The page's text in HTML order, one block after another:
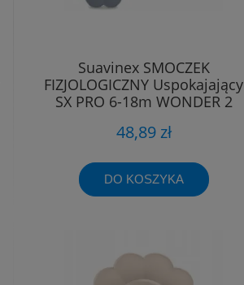
Suavinex SMOCZEK
FIZJOLOGICZNY Uspokajający
SX PRO 6-18m WONDER 2
48,89 zł
DO KOSZYKA